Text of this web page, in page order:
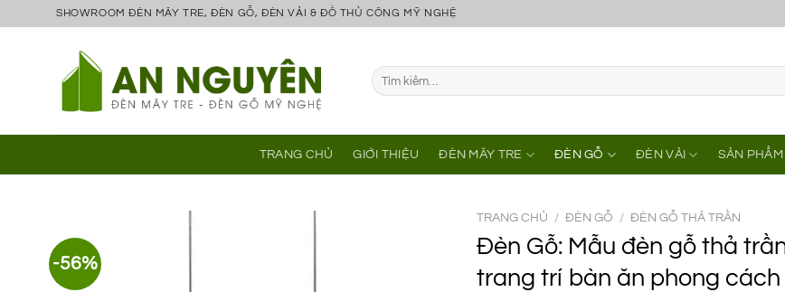
SHOWROOM ĐÈN MÂY TRE, ĐÈN GỖ, ĐÈN VẢI & ĐỒ THỦ CÔNG MỸ NGHỆ
Tìm
kiếm:
TRANG CHỦ GIỚI THIỆU ĐÈN MÂY TRE ĐÈN GỖ ĐÈN VẢI SẢN
-56%
TRANG CHỦ / ĐÈN GỖ / ĐÈN GỖ THẢ TRẦN
Đèn Gỗ: Mẫu đèn gỗ thả
trang trí bàn ăn phong cách